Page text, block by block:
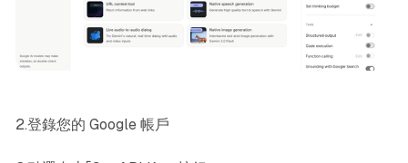
2.登錄您的 Google 帳戶